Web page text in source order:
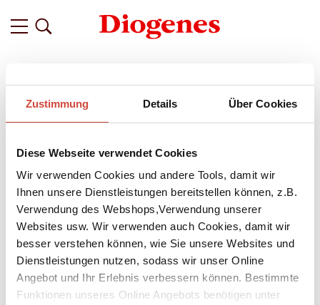
Zustimmung Details Über Cookies
Diese Webseite verwendet Cookies
Wir verwenden Cookies und andere Tools, damit wir
Ihnen unsere Dienstleistungen bereitstellen können, z.B.
Verwendung des Webshops,Verwendung unserer
Websites usw. Wir verwenden auch Cookies, damit wir
besser verstehen können, wie Sie unsere Websites und
Dienstleistungen nutzen, sodass wir unser Online
Angebot und Ihr Erlebnis verbessern können. Bestimmte
Funktionen unseres Online Angebots benötigen unter
Related Featured
vor 12 Jahren
Friedrich Dönhoff im Interview mit
Jerry Rosenstein zum 27. Januar 2015
Jerry Rosenstein, geboren 1927 in Hessen, wurde im Alter von
15 Jahren mit seinen Eltern von den Nationalsozialisten
deportiert, kam von Amsterdam über die
Konzentrationslager Westerbork und Theresienstadt nach
Auschwitz. Jerry Rosenstein hat – wie seine Eltern – überlebt.
Seit 1949 ist er in San Francisco zuhause.